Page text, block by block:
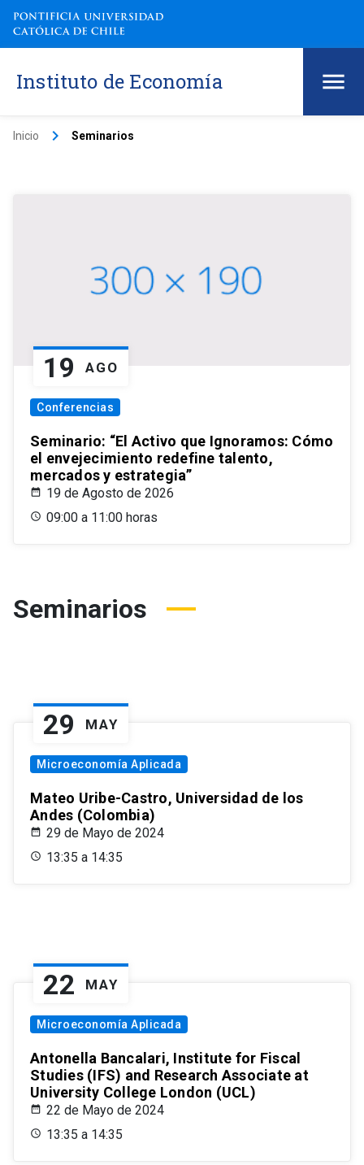
Instituto de Economía
Inicio keyboard_arrow_right Seminarios
19 AGO
Conferencias
Seminario: “El Activo que Ignoramos: Cómo
el envejecimiento redefine talento,
mercados y estrategia”
19 de Agosto de 2026
09:00 a 11:00 horas
Seminarios
29 MAY
Microeconomía Aplicada
Mateo Uribe-Castro, Universidad de los
Andes (Colombia)
29 de Mayo de 2024
13:35 a 14:35
22 MAY
Microeconomía Aplicada
Antonella Bancalari, Institute for Fiscal
Studies (IFS) and Research Associate at
University College London (UCL)
22 de Mayo de 2024
13:35 a 14:35